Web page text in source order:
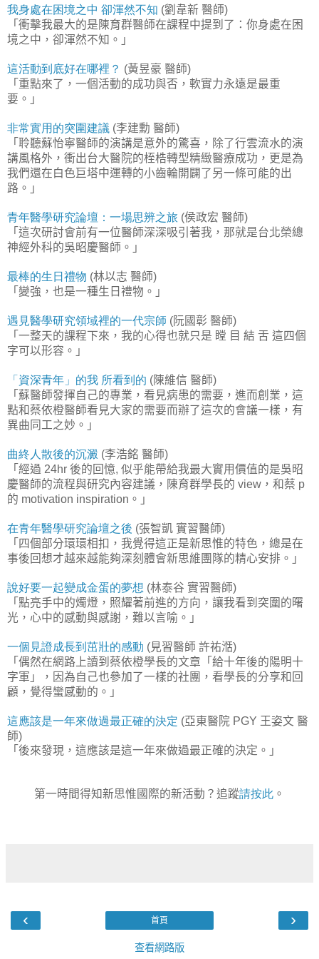
我身處在困境之中 卻渾然不知 (劉韋新醫師)
「衝擊我最大的是陳育群醫師在課程中提到了：你身處在困
境之中，卻渾然不知。」
這活動到底好在哪裡？ (黃昱豪 醫師)
「重點來了，一個活動的成功與否，軟實力永遠是最重
要。」
非常實用的突圍建議 (李建勳 醫師)
「聆聽蘇怡寧醫師的演講是意外的驚喜，除了行雲流水的演
講風格外，衝出台大醫院的桎梏轉型精緻醫療成功，更是為
我們還在白色巨塔中運轉的小齒輪開闢了另一條可能的出
路。」
青年醫學研究論壇：一場思辨之旅 (侯政宏 醫師)
「這次研討會前有一位醫師深深吸引著我，那就是台北榮總
神經外科的吳昭慶醫師。」
最棒的生日禮物 (林以志 醫師)
「變強，也是一種生日禮物。」
遇見醫學研究領域裡的一代宗師 (阮國彰 醫師)
「一整天的課程下來，我的心得也就只是 瞠 目 結 舌 這四個
字可以形容。」
「資深青年」 的我 所看到的 (陳維信 醫師)
「蘇醫師發揮自己的專業，看見病患的需要，進而創業，這
點和蔡依橙醫師看見大家的需要而辦了這次的會議一樣，有
異曲同工之妙。」
曲終人散後的沉澱 (李浩銘 醫師)
「經過 24hr 後的回憶, 似乎能帶給我最大實用價值的是吳昭
慶醫師的流程與研究內容建議，陳育群學長的 view ，和蔡 p
的 motivation inspiration 。」
在青年醫學研究論壇之後 (張智凱實習醫師)
「四個部分環環相扣，我覺得這正是新思惟的特色，總是在
事後回想才越來越能夠深刻體會新思維團隊的精心安排。」
說好要一起變成金蛋的夢想 (林泰谷 實習醫師)
「點亮手中的燭燈，照耀著前進的方向，讓我看到突圍的曙
光，心中的感動與感謝，難以言喻。」
一個見證成長到茁壯的感動 (見習醫師 許祐湉)
「偶然在網路上讀到蔡依橙學長的文章「給十年後的陽明十
字軍」，因為自己也參加了一樣的社團，看學長的分享和回
顧，覺得蠻感動的。」
這應該是一年來做過最正確的決定 (亞東醫院 PGY 王姿文 醫
師)
「後來發現，這應該是這一年來做過最正確的決定。」
第一時間得知新思惟國際的新活動？追蹤請按此 。
‹ ›
首頁
查看網路版